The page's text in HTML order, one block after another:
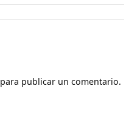
para publicar un comentario.